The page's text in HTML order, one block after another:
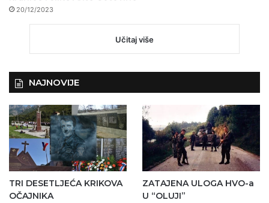
20/12/2023
Učitaj više
NAJNOVIJE
TRI DESETLJEĆA KRIKOVA
OČAJNIKA
ZATAJENA ULOGA HVO-a
U “OLUJI”